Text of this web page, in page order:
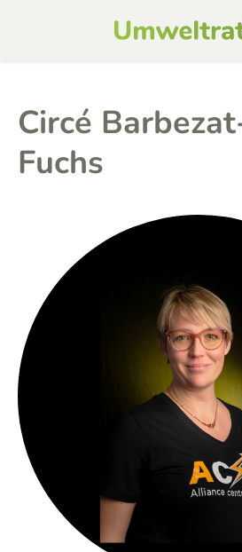
Circé
Fuchs